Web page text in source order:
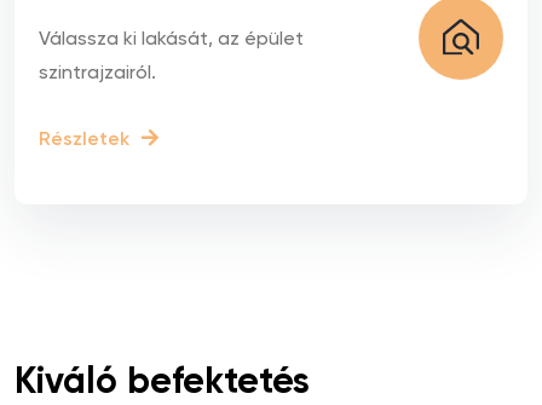
Válassza ki lakását, az épület
szintrajzairól.
Részletek
Kiváló befektetés